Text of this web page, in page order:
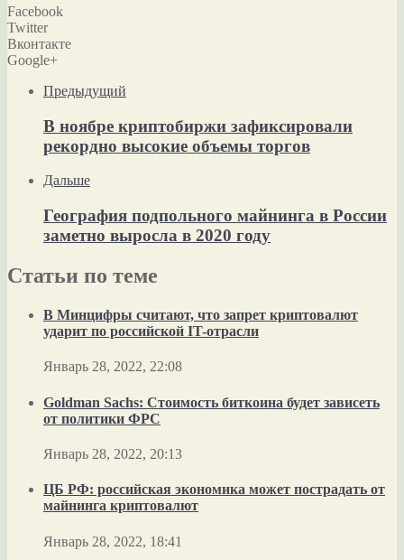
Facebook
Twitter
Вконтакте
Google+
Предыдущий
В ноябре криптобиржи зафиксировали
рекордно высокие объемы торгов
Дальше
География подпольного майнинга в России
заметно выросла в 2020 году
Статьи по теме
В Минцифры считают, что запрет криптовалют
ударит по российской IT-отрасли
Январь 28, 2022, 22:08
Goldman Sachs: Стоимость биткоина будет зависеть
от политики ФРС
Январь 28, 2022, 20:13
ЦБ РФ: российская экономика может пострадать от
майнинга криптовалют
Январь 28, 2022, 18:41